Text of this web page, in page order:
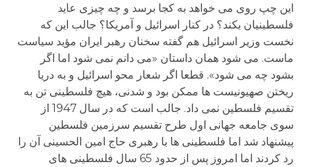
این چپ روی می خواهد به کجا برسد و چه چیزی عاید
فلسطینیان بکند؟ در کنار اسرائیل و آمریکا؟ جالب این که
نخست وزیر اسرائیل هم گفته سخنان رهبر ایران مؤید سیاست
ماست. می شود همان داستان «می دانم نمی شود اما اگر
بشود چه می شود». قطعا اگر شعار محو اسرائیل و به دریا
ریختن صهیونیست ها ممکن بود و شدنی، هیچ فلسطینی تن به
تقسیم فلسطین نمی داد. جالب است که در سال 1947 از
سوی جامعه جهانی اول طرح تقسیم سرزمین فلسطین
پیشنهاد شد اما فلسطینی ها با رهبری حاج امین الحسینی آن را
رد کردند اما امروز پس از حدود 65 سال فلسطینی های